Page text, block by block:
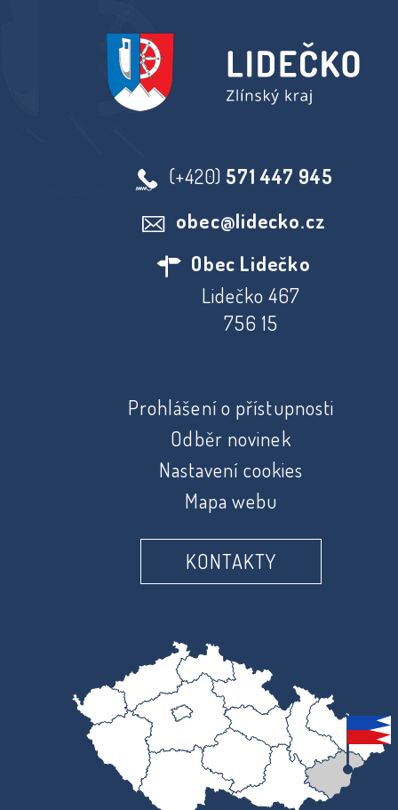
(+420) 571 447 945
obec@lidecko.cz
Obec Lidečko
Lidečko 467
756 15
Prohlášení o přístupnosti
Odběr novinek
Nastavení cookies
Mapa webu
KONTAKTY